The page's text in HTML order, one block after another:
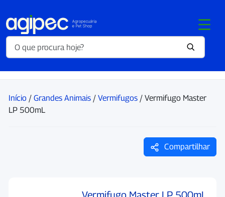
Início / Grandes Animais / Vermifugos / Vermifugo Master
LP 500mL
Compartilhar